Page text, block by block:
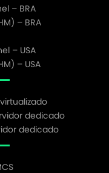
– BRA
– BRA
– USA
– USA
dedicado
dedicado